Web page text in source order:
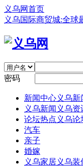
义乌网首页
义乌国际商贸城:全球
密码
新闻中心义乌新
义乌新闻 义乌
论坛热点 义乌
汽车
亲子
婚嫁
义乌家居义乌